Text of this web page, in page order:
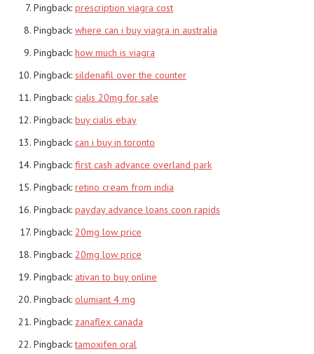
Pingback: prescription viagra cost
Pingback: where can i buy viagra in australia
Pingback: how much is viagra
Pingback: sildenafil over the counter
Pingback: cialis 20mg for sale
Pingback: buy cialis ebay
Pingback: can i buy in toronto
Pingback: first cash advance overland park
Pingback: retino cream from india
Pingback: payday advance loans coon rapids
Pingback: 20mg low price
Pingback: 20mg low price
Pingback: ativan to buy online
Pingback: olumiant 4 mg
Pingback: zanaflex canada
Pingback:tamoxifen oral